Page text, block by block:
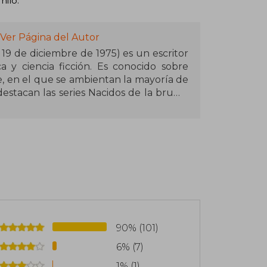
Ver Página del Autor
de diciembre de 1975) es un escritor
y ciencia ficción. Es conocido sobre
en el que se ambientan la mayoría de
las series Nacidos de la bruma
Fuera del Cosmere, ha escrito varias
Sanderson inició un podcast con el
de géneros y webcómics. En 2016, la
DMG Entertainment obtiene los
creado por Sanderson,​ pero desde
de Sanderson. La campaña de
90% (101)
6% (7)